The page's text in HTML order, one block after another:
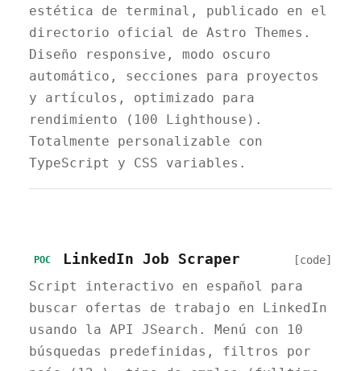
estética de terminal, publicado en el
directorio oficial de Astro Themes.
Diseño responsive, modo oscuro
automático, secciones para proyectos
y artículos, optimizado para
rendimiento (100 Lighthouse).
Totalmente personalizable con
TypeScript y CSS variables.
POC LinkedIn Job Scraper [code]
Script interactivo en español para
buscar ofertas de trabajo en LinkedIn
usando la API JSearch. Menú con 10
búsquedas predefinidas, filtros por